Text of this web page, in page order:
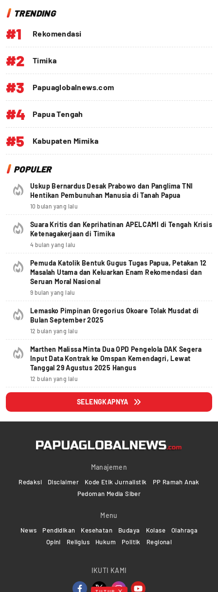
TRENDING
#1 Rekomendasi
#2 Timika
#3 Papuaglobalnews.com
#4 Papua Tengah
#5 Kabupaten Mimika
POPULER
Uskup Bernardus Desak Prabowo dan Panglima TNI
Hentikan Pembunuhan Manusia di Tanah Papua
10 bulan yang lalu
Suara Kritis dan Keprihatinan APELCAMI di Tengah Krisis
Ketenagakerjaan di Timika
4 bulan yang lalu
Pemuda Katolik Bentuk Gugus Tugas Papua, Petakan 12
Masalah Utama dan Keluarkan Enam Rekomendasi dan
Seruan Moral Nasional
9 bulan yang lalu
Lemasko Pimpinan Gregorius Okoare Tolak Musdat di
Bulan September 2025
12 bulan yang lalu
Marthen Malissa Minta Dua OPD Pengelola DAK Segera
Input Data Kontrak ke Omspan Kemendagri, Lewat
Tanggal 29 Agustus 2025 Hangus
12 bulan yang lalu
SELENGKAPNYA
Manajemen
Redaksi Disclaimer Kode Etik Jurnalistik
PP Ramah Anak
Pedoman Media Siber
Menu
News Pendidikan Kesehatan Budaya Kolase
Olahraga
Opini
Religius Hukum Politik Regional
IKUTI KAMI